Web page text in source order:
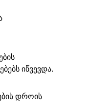
იწვევდა.
დროის